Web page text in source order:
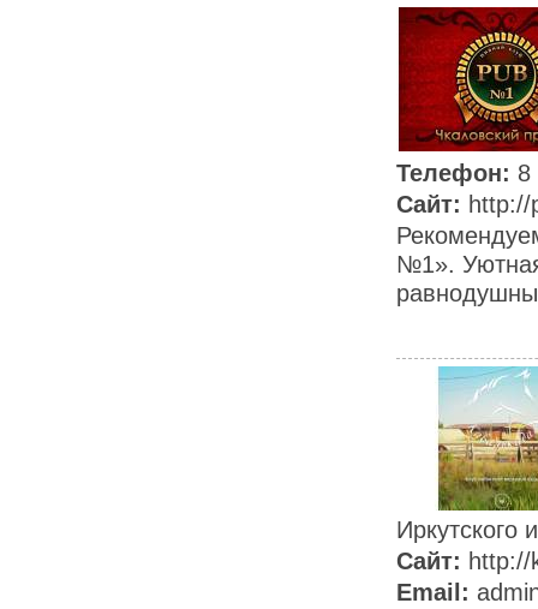
Телефон: 8
Сайт: http://
№1».
Иркутского
Сайт: http://
Email: